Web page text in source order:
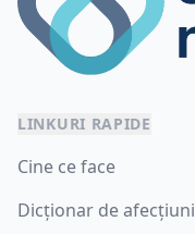
LINKURI RAPIDE
Cine ce face
Dicționar de afecțiuni